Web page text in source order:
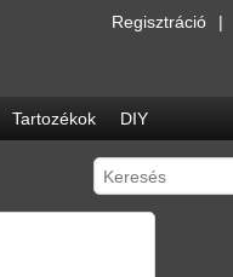
Regisztráció
Tartozékok DIY